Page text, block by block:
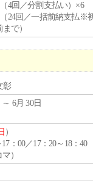
（4回／分割支払い）×6
（24回／一括前納支払※
で）
彰
6月 30日
）
17：00／17：20～18：40
）